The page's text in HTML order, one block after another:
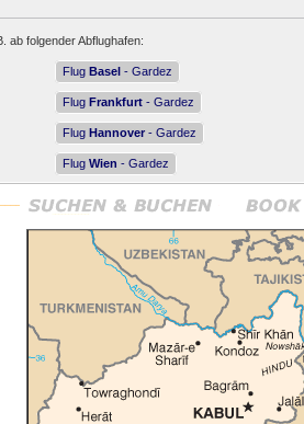
ab folgender Abflughafen:
Flug Basel - Gardez
Flug Frankfurt - Gardez
Flug Hannover - Gardez
Flug Wien - Gardez